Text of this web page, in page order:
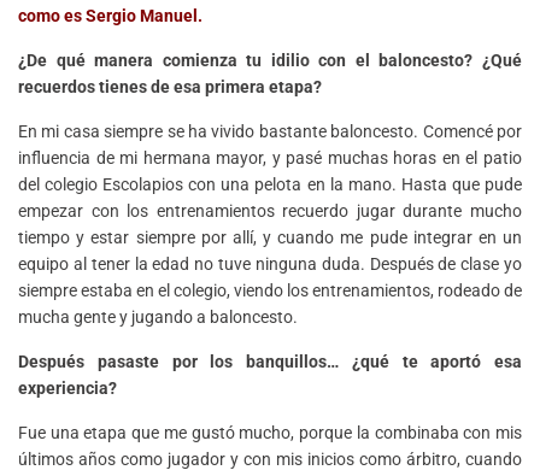
como es Sergio Manuel.
¿De qué manera comienza tu idilio con el baloncesto? ¿Qué
recuerdos tienes de esa primera etapa?
En mi casa siempre se ha vivido bastante baloncesto. Comencé por
influencia de mi hermana mayor, y pasé muchas horas en el patio
del colegio Escolapios con una pelota en la mano. Hasta que pude
empezar con los entrenamientos recuerdo jugar durante mucho
tiempo y estar siempre por allí, y cuando me pude integrar en un
equipo al tener la edad no tuve ninguna duda. Después de clase yo
siempre estaba en el colegio, viendo los entrenamientos, rodeado de
mucha gente y jugando a baloncesto.
Después pasaste por los banquillos… ¿qué te aportó esa
experiencia?
Fue una etapa que me gustó mucho, porque la combinaba con mis
últimos años como jugador y con mis inicios como árbitro, cuando